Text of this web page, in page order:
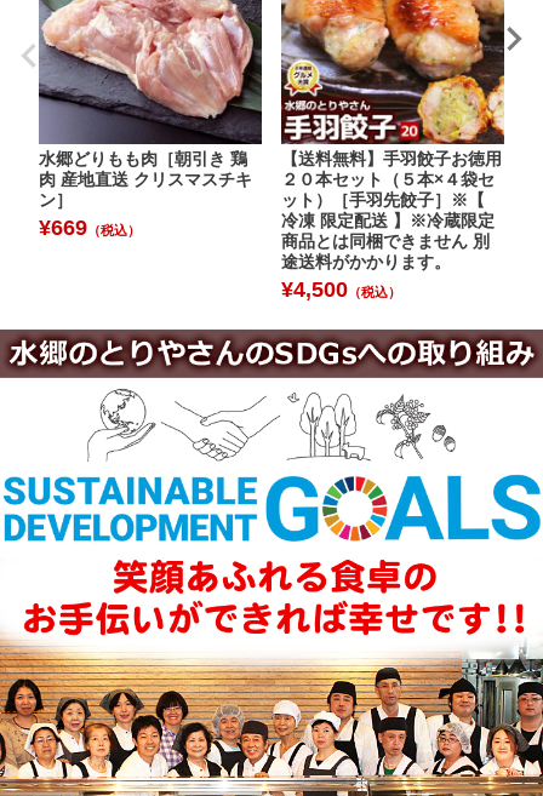
水郷どりもも肉［朝引き 鶏
肉 産地直送 クリスマスチキ
ン］
¥669 （税込）
【送料無料】手羽餃子お徳用
２０本セット（５本×４袋セ
ット）［手羽先餃子］※【
冷凍 限定配送 】※冷蔵限定
商品とは同梱できません 別
途送料がかかります。
¥4,500 （税込）